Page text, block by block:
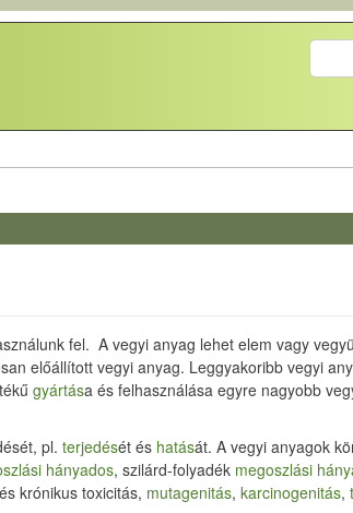
Search
fel. A vegyi anyag lehet elem vagy
előállított vegyi anyag. Leggyakoribb vegyi
gyártása és felhasználása egyre nagyobb
pl.terjedését és hatását. A vegyi anyagok
hányados, szilárd-folyadék megoszlási
krónikus toxicitás, mutagenitás, karcinogenitás,